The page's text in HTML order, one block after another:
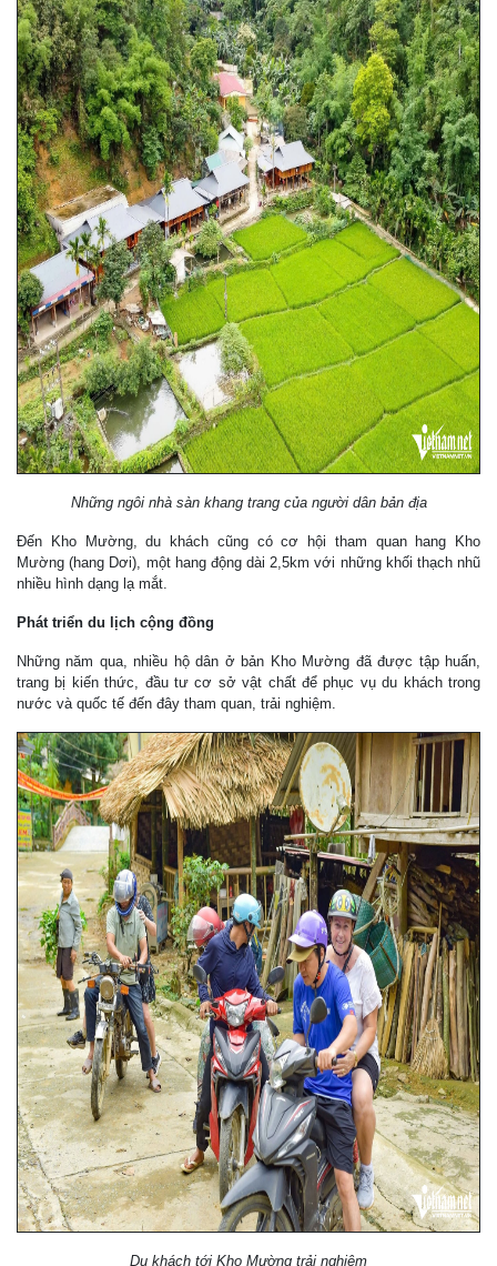
Những ngôi nhà sàn khang trang của người dân bản địa
Đến Kho Mường, du khách cũng có cơ hội tham quan hang Kho
Mường (hang Dơi), một hang động dài 2,5km với những khối thạch nhũ
nhiều hình dạng lạ mắt.
Phát triển du lịch cộng đồng
Những năm qua, nhiều hộ dân ở bản Kho Mường đã được tập huấn,
trang bị kiến thức, đầu tư cơ sở vật chất để phục vụ du khách trong
nước và quốc tế đến đây tham quan, trải nghiệm.
Du khách tới Kho Mường trải nghiệm